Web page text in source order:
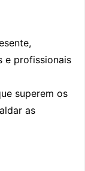
e profissionais
superem os
as